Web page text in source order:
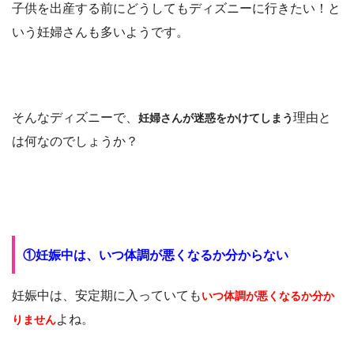
子供を出産する前にどうしてもディズニーに行きたい！と
いう妊婦さんも多いようです。
そんなディズニーで、 妊婦さんが迷惑をかけてしまう理由と
は何なのでしょうか？
①妊娠中は、いつ体調が悪くなるか分からない
妊娠中は、安定期に入っていてもいつ体調が悪くなるか分か
りませんよね。